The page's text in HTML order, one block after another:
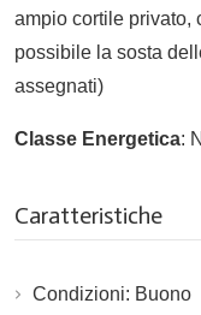
ampio cortile privato,
possibile la sosta
assegnati)
Classe Energetica:
Caratteristiche
Condizioni: Buono